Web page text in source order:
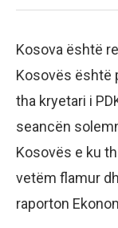
Kosova është
Kosovës është
tha kryetari i
seancën
Kosovës e ku
vetëm flamur
raporton